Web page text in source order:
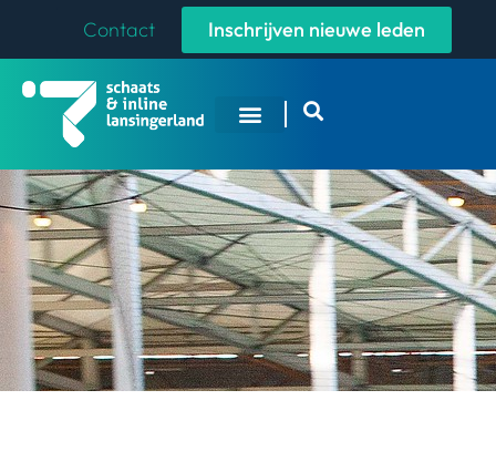
Inschrijven nieuwe leden
Contact